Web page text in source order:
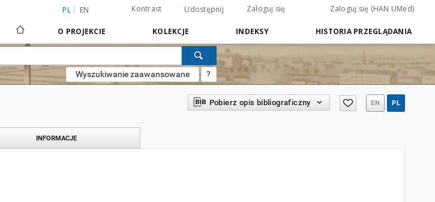
PL EN Kontrast Udostępnij Zaloguj się Zaloguj się (HAN UMed)
O PROJEKCIE KOLEKCJE INDEKSY HISTORIA PRZEGLĄDANIA
Wyszukiwanie zaawansowane ?
Pobierz opis bibliograficzny EN PL
INFORMACJE